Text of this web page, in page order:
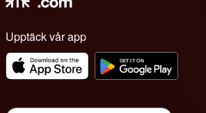
Upptäck vår app